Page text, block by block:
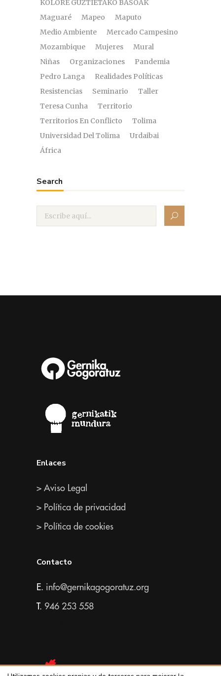
KOLORE GUZTIETAKO BASOAK
Maguaré
Mapeo
Maputo
Medio Ambiente
Mercado Campesino
Mozambique
Mujeres
Mural
Niñas
Organizaciones
Pandemia
Pedro Langa
Realidades Políticas
Resistencias
Seminario
Taller
Teresa Cunha
Territorio
Territorios En Conflicto
Tolima
Universidad Del Tolima
Urdaibai
África
Search
Enlaces
> Aviso Legal
> Política de privacidad
> Política de cookies
Contacto
E. info@gernikagogoratuz.org
T. 946 253 558